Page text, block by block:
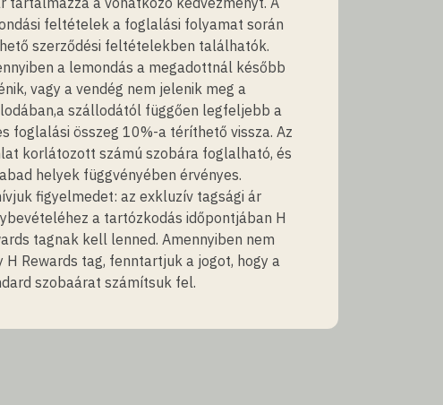
feltételek a foglalási folyamat során
szerződési feltételekben találhatók.
a lemondás a megadottnál később
vagy a vendég nem jelenik meg a
szállodától függően legfeljebb a
foglalási összeg 10%-a téríthető vissza. Az
korlátozott számú szobára foglalható, és
helyek függvényében érvényes.
figyelmedet: az exkluzív tagsági ár
a tartózkodás időpontjában H
tagnak kell lenned. Amennyiben nem
H Rewards tag, fenntartjuk a jogot, hogy a
szobaárat számítsuk fel.